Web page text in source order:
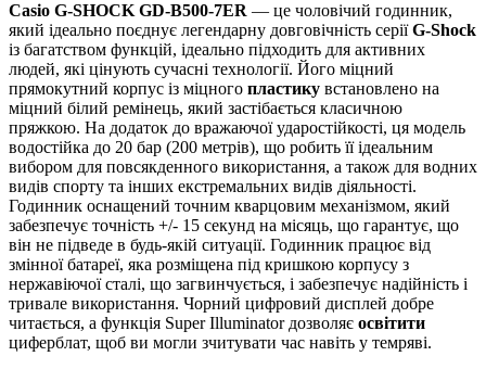
Casio G-SHOCK GD-B500-7ER — це чоловічий годинник,
який ідеально поєднує легендарну довговічність серіїG-Shock
із багатством функцій, ідеально підходить для активних
людей, які цінують сучасні технології. Його міцний
прямокутний корпус із міцного пластику встановлено на
міцний білий ремінець, який застібається класичною
пряжкою. На додаток до вражаючої ударостійкості, ця модель
водостійка до 20 бар (200 метрів), що робить її ідеальним
вибором для повсякденного використання, а також для водних
видів спорту та інших екстремальних видів діяльності.
Годинник оснащений точним кварцовим механізмом, який
забезпечує точність +/- 15 секунд на місяць, що гарантує, що
він не підведе в будь-якій ситуації. Годинник працює від
змінної батареї, яка розміщена під кришкою корпусу з
нержавіючої сталі, що загвинчується, і забезпечує надійність і
тривале використання. Чорний цифровий дисплей добре
читається, а функція Super Illuminator дозволяє освітити
циферблат, щоб ви могли зчитувати час навіть у темряві.